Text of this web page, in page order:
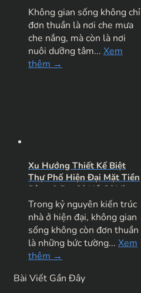
Nghỉ Dưỡng
Không gian sống không chỉ
đơn thuần là nơi che mưa
che nắng, mà còn là nơi
nuôi dưỡng tâm... Xem
thêm →
Xu Hướng Thiết Kế Biệt
Thự Phố Hiện Đại Mặt Tiền
Rộng 9.5m Có Hồ Cá Và
Sân Vườn Đẳng Cấp
Trong kỷ nguyên kiến trúc
nhà ở hiện đại, không gian
sống không còn đơn thuần
là những bức tường... Xem
thêm →
Bài Viết Gần Đây